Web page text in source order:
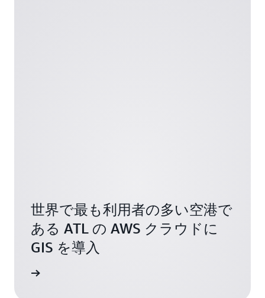
世界で最も利用者の多い空港で
ある ATL の AWS クラウドに
GIS を導入